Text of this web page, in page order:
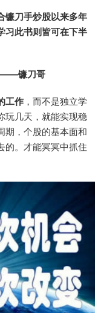
镰刀手炒股以来多年
习此书则皆可在下半
工作 ，而不是独立学
玩几天，就能实现稳
期，个股的基本面和
的。才能冥冥中抓住